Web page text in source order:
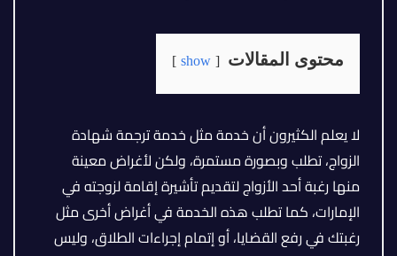
محتوى المقالات show
لا يعلم الكثيرون أن خدمة مثل خدمة ترجمة شهادة
الزواج، تطلب وبصورة مستمرة، ولكن لأغراض معينة
منها رغبة أحد الأزواج لتقديم تأشيرة إقامة لزوجته في
الإمارات، كما تطلب هذه الخدمة في أغراض أخرى مثل
رغبتك في رفع القضايا، أو إتمام إجراءات الطلاق، وليس